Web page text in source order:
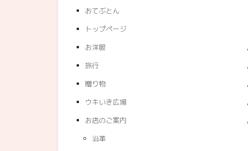
おてぶとん
トップページ
お洋服
旅行
贈り物
ウキいき広場
お店のご案内
沿革